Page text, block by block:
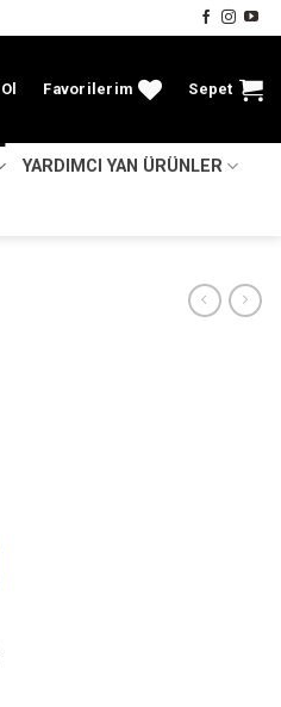
Favorilerim Sepet
YARDIMCI YAN ÜRÜNLER